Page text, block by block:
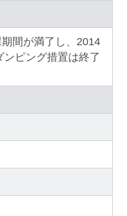
間が満了し、2014
ピング措置は終了